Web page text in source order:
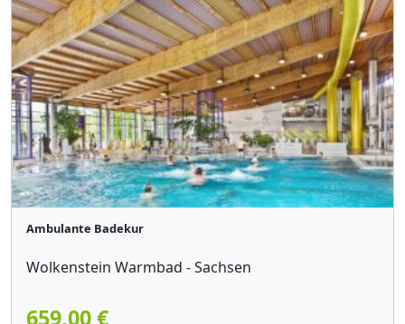
Ambulante Badekur
Wolkenstein Warmbad - Sachsen
659,00 €